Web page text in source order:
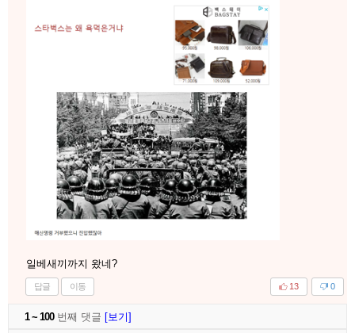
일베새끼까지 왔네?
답글 이동 0
13
1 ~ 100번째 댓글 [보기]